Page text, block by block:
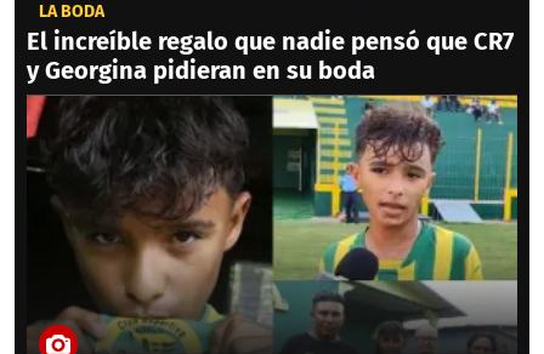
LA BODA
El increíble regalo que nadie pensó que CR7
y Georgina pidieran en su boda